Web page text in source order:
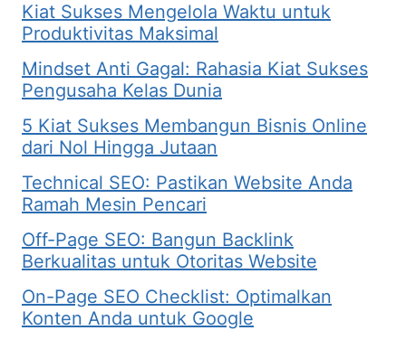
Kiat Sukses Mengelola Waktu untuk
Produktivitas Maksimal
Mindset Anti Gagal: Rahasia Kiat Sukses
Pengusaha Kelas Dunia
5 Kiat Sukses Membangun Bisnis Online
dari Nol Hingga Jutaan
Technical SEO: Pastikan Website Anda
Ramah Mesin Pencari
Off-Page SEO: Bangun Backlink
Berkualitas untuk Otoritas Website
On-Page SEO Checklist: Optimalkan
Konten Anda untuk Google